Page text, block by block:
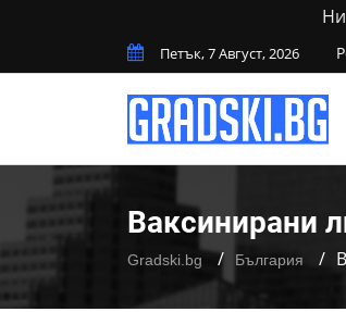
Петък, 7 Август, 2026
Ваксинирани
Gradski.bg България